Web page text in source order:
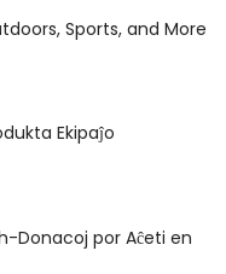
Sports, and More
Ekipaĵo
Donacoj por Aĉeti en